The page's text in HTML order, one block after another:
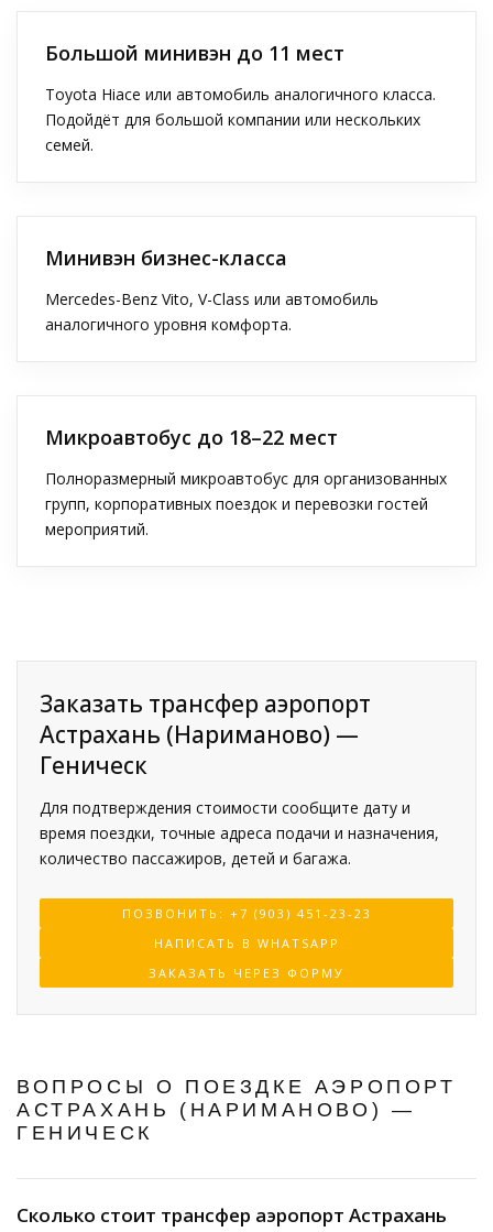
Большой минивэн до 11 мест
Toyota Hiace или автомобиль аналогичного класса.
Подойдёт для большой компании или нескольких
семей.
Минивэн бизнес-класса
Mercedes-Benz Vito, V-Class или автомобиль
аналогичного уровня комфорта.
Микроавтобус до 18–22 мест
Полноразмерный микроавтобус для организованных
групп, корпоративных поездок и перевозки гостей
мероприятий.
Заказать трансфер аэропорт
Астрахань (Нариманово) —
Геническ
Для подтверждения стоимости сообщите дату и
время поездки, точные адреса подачи и назначения,
количество пассажиров, детей и багажа.
ПОЗВОНИТЬ: +7 (903) 451-23-23
НАПИСАТЬ В WHATSAPP
ЗАКАЗАТЬ ЧЕРЕЗ ФОРМУ
ВОПРОСЫ О ПОЕЗДКЕ АЭРОПОРТ
АСТРАХАНЬ (НАРИМАНОВО) —
ГЕНИЧЕСК
Сколько стоит трансфер аэропорт Астрахань